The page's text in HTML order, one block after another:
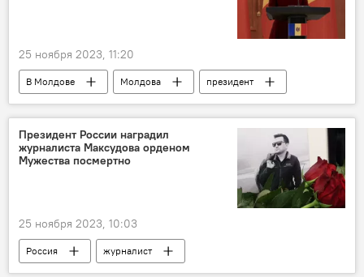
25 ноября 2023, 11:20
В Молдове Молдова
президент
Майя Санду
Парламент
Президент России наградил
журналиста Максудова орденом
Мужества посмертно
25 ноября 2023, 10:03
Россия журналист